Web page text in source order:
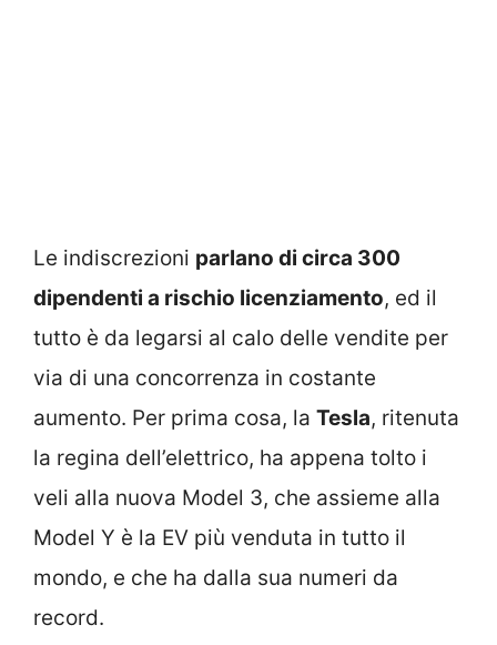
Le indiscrezioni parlano di circa 300
dipendenti a rischio licenziamento, ed il
tutto è da legarsi al calo delle vendite per
via di una concorrenza in costante
aumento. Per prima cosa, la Tesla, ritenuta
la regina dell’elettrico, ha appena tolto i
veli alla nuova Model 3, che assieme alla
Model Y è la EV più venduta in tutto il
mondo, e che ha dalla sua numeri da
record.